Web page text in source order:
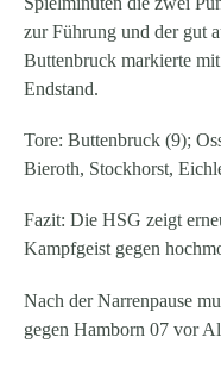
zur Führung und der gut
Buttenbruck markierte
Endstand.
Tore: Buttenbruck (9);
Bieroth, Stockhorst,
Fazit: Die HSG zeigt
Kampfgeist gegen
Nach der Narrenpause
gegen Hamborn 07 vor